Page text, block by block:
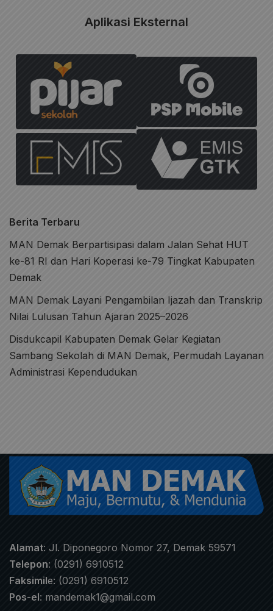
Aplikasi Eksternal
Berita Terbaru
MAN Demak Berpartisipasi dalam Jalan Sehat HUT
ke-81 RI dan Hari Koperasi ke-79 Tingkat Kabupaten
Demak
MAN Demak Layani Pengambilan Ijazah dan Transkrip
Nilai Lulusan Tahun Ajaran 2025–2026
Disdukcapil Kabupaten Demak Gelar Kegiatan
Sambang Sekolah di MAN Demak, Permudah Layanan
Administrasi Kependudukan
Alamat: Jl. Diponegoro Nomor 27, Demak 59571
Telepon: (0291) 6910512
Faksimile: (0291) 6910512
Pos-el: mandemak1@gmail.com